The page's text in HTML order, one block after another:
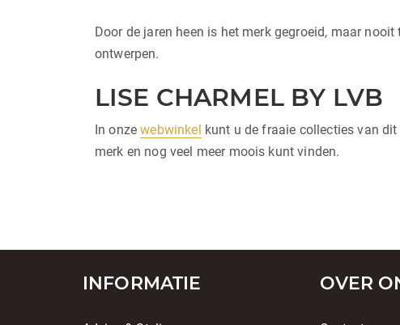
Door de jaren heen is het merk gegroeid, maar
ontwerpen.
LISE CHARMEL BY LVB
In onzewebwinkel kunt u de fraaie collecties van
merk en nog veel meer moois kunt vinden.
INFORMATIE OVER